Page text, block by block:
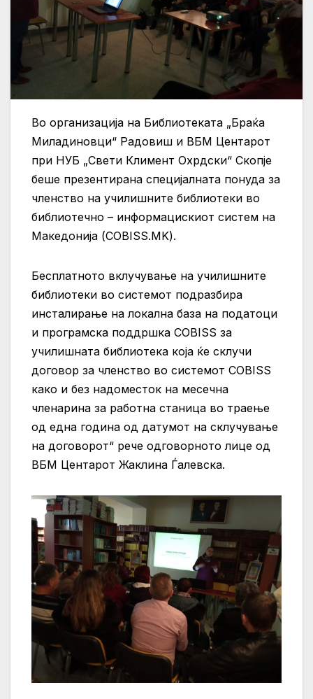
Во организација на Библиотеката „Браќа
Миладиновци“ Радовиш и ВБМ Центарот
при НУБ „Свети Климент Охрдски“ Скопје
беше презентирана специјалната понуда за
членство на училишните библиотеки во
библиотечно – информацискиот систем на
Македонија (COBISS.MK).
Бесплатното вклучување на училишните
библиотеки во системот подразбира
инсталирање на локална база на податоци
и програмска поддршка COBISS за
училишната библиотека која ќе склучи
договор за членство во системот COBISS
како и без надоместок на месечна
членарина за работна станица во траење
од една година од датумот на склучување
на договорот“ рече одговорното лице од
ВБМ Центарот Жаклина Ѓалевска.